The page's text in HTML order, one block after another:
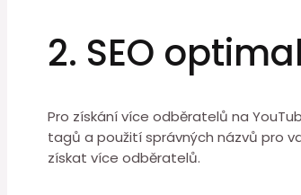
2. SEO
Pro získání více odběratelů na
tagů a použití správných názvů pro
získat více odběratelů.